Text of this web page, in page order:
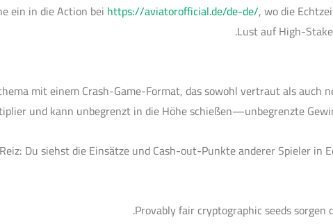
ein in die Action bei https://aviatorofficial.de/de-de/, wo die
Lust auf High-
mit einem Crash-Game-Format, das sowohl vertraut als auch
und kann unbegrenzt in die Höhe schießen—unbegrenzte
Du siehst die Einsätze und Cash-out-Punkte anderer Spieler in
Provably fair cryptographic seeds